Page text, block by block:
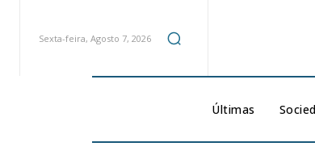
Sexta-feira, Agosto 7, 2026
Últimas